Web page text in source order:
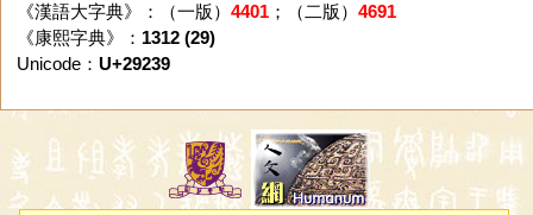
《漢語大字典》：（一版） 4401；（二版） 4691
《康熙字典》： 1312 (29)
Unicode： U+29239